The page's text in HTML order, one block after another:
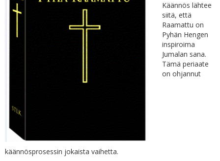
Käännös lähtee
siitä, että
Raamattu on
Pyhän Hengen
inspiroima
Jumalan sana.
Tämä periaate
on ohjannut
käännösprosessin jokaista vaihetta.